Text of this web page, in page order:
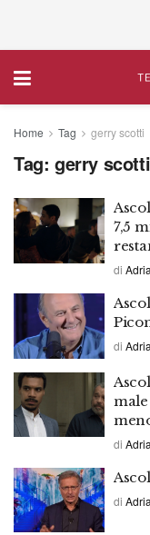
Home Tag gerry scotti
Tag: gerry scotti
7,5
di
di
di
di